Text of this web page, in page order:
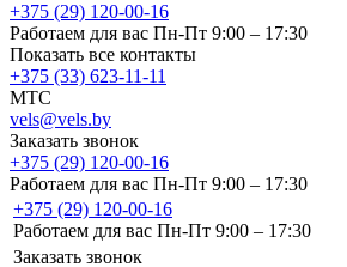
+375 (29) 120-00-16
Работаем для вас Пн-Пт 9:00 – 17:30
Показать все контакты
+375 (33) 623-11-11
MTC
vels@vels.by
Заказать звонок
+375 (29) 120-00-16
Работаем для вас Пн-Пт 9:00 – 17:30
+375 (29) 120-00-16
Работаем для вас Пн-Пт 9:00 – 17:30
Заказать звонок